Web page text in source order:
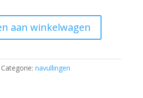
aan winkelwagen
Categorie: navullingen